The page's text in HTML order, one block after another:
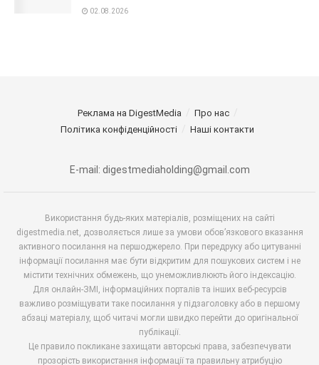
02.08.2026
Реклама на DigestMedia
Про нас
Політика конфіденційності
Наші контакти
E-mail: digestmediaholding@gmail.com
Використання будь-яких матеріалів, розміщених на сайті
digestmedia.net, дозволяється лише за умови обов’язкового вказання
активного посилання на першоджерело. При передруку або цитуванні
інформації посилання має бути відкритим для пошукових систем і не
містити технічних обмежень, що унеможливлюють його індексацію.
Для онлайн-ЗМІ, інформаційних порталів та інших веб-ресурсів
важливо розміщувати таке посилання у підзаголовку або в першому
абзаці матеріалу, щоб читачі могли швидко перейти до оригінальної
публікації.
Це правило покликане захищати авторські права, забезпечувати
прозорість використання інформації та правильну атрибуцію